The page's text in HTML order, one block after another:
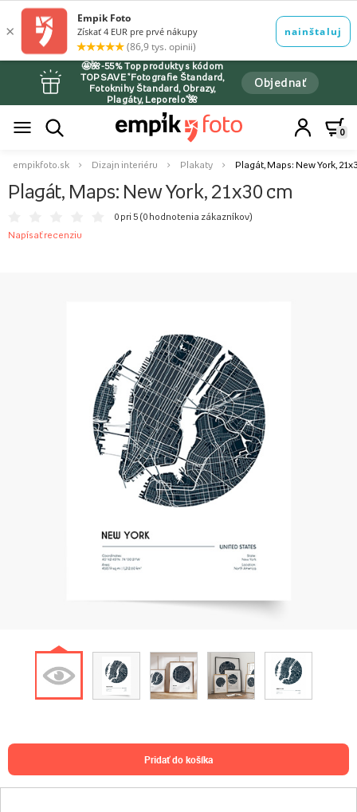
🤩🌺-55% Top produkty s kódom
TOPSAVE *Fotografie Štandard,
Fotoknihy Štandard, Obrazy,
Plagáty, Leporelo*🌺
Objednať
0
empikfoto.sk Dizajn interiéru Plakaty Plagát, Maps: New York,
Plagát, Maps: New York, 21x30 cm
0 pri 5 (0 hodnotenia zákazníkov)
Napísať recenziu
pridať do košíka